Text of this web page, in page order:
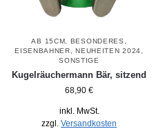
AB 15CM BESONDERES
EISENBAHNER ,NEUHEITEN 2024
SONSTIGE
Kugelräuchermann Bär, sitzend
68,90 €
inkl. MwSt.
zzgl. Versandkosten